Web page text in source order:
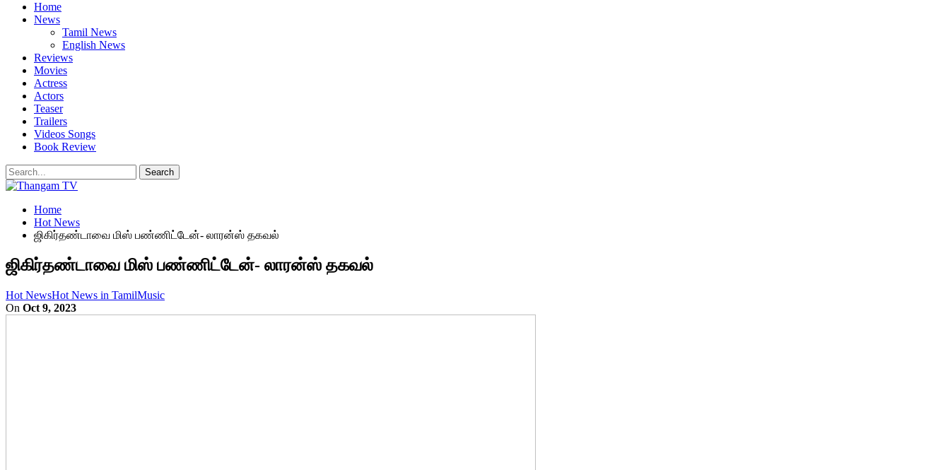
Home
News
Tamil News
English News
Reviews
Movies
Actress
Actors
Teaser
Trailers
Videos Songs
Book Review
Home
Hot News
ஜிகிர்தண்டாவை மிஸ் பண்ணிட்டேன்- லாரன்ஸ் தகவல்
ஜிகிர்தண்டாவை மிஸ் பண்ணிட்டேன்- லாரன்ஸ் தகவல்
Hot NewsHot News in TamilMusic
On Oct 9, 2023